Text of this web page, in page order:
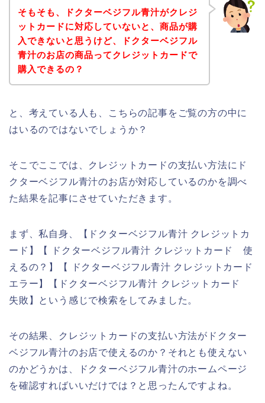
そもそも、ドクターベジフル青汁がクレジ
ットカードに対応していないと、商品が購
入できないと思うけど、ドクターベジフル
青汁のお店の商品ってクレジットカードで
購入できるの？
と、考えている人も、こちらの記事をご覧の方の中に
はいるのではないでしょうか？
そこでここでは、クレジットカードの支払い方法にド
クターベジフル青汁のお店が対応しているのかを調べ
た結果を記事にさせていただきます。
まず、私自身、【ドクターベジフル青汁 クレジットカ
ード】【 ドクターベジフル青汁 クレジットカード 使
えるの？】【 ドクターベジフル青汁 クレジットカード
エラー】【ドクターベジフル青汁 クレジットカード
失敗】という感じで検索をしてみました。
その結果、クレジットカードの支払い方法がドクター
ベジフル青汁のお店で使えるのか？それとも使えない
のかどうかは、ドクターベジフル青汁のホームページ
を確認すればいいだけでは？と思ったんですよね。